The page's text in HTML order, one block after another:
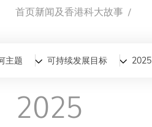
面
包
屑
首页新闻及香港科大故事
全部新闻香港科大故事
主题 可持续发展目标 2025
2025